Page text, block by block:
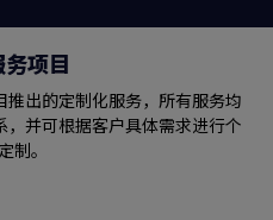
项目
推出的定制化服务，所有服务均
，并可根据客户具体需求进行个
制。